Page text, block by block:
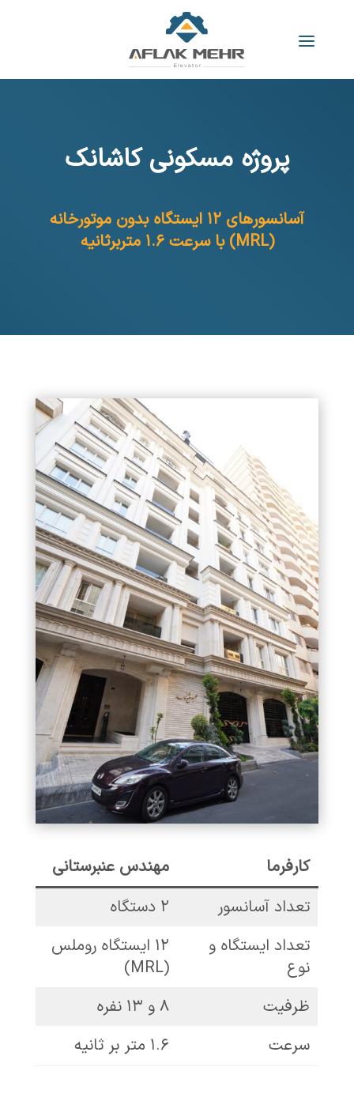
پروژه مسکونی کاشانک
آسانسورهای ۱۲ ایستگاه بدون موتورخانه
(MRL) با سرعت ۱.۶ متربرثانیه
کارفرما
مهندس عنبرستانی
تعداد آسانسور
۲ دستگاه
تعداد ایستگاه و
نوع
۱۲ ایستگاه روملس
(MRL)
ظرفیت
۸ و ۱۳ نفره
سرعت
۱.۶ متر بر ثانیه